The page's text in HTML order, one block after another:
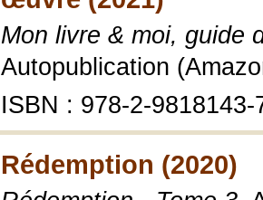
Mon livre & moi, guide
Autopublication
ISBN : 978-2-9818143-
Rédemption (2020)